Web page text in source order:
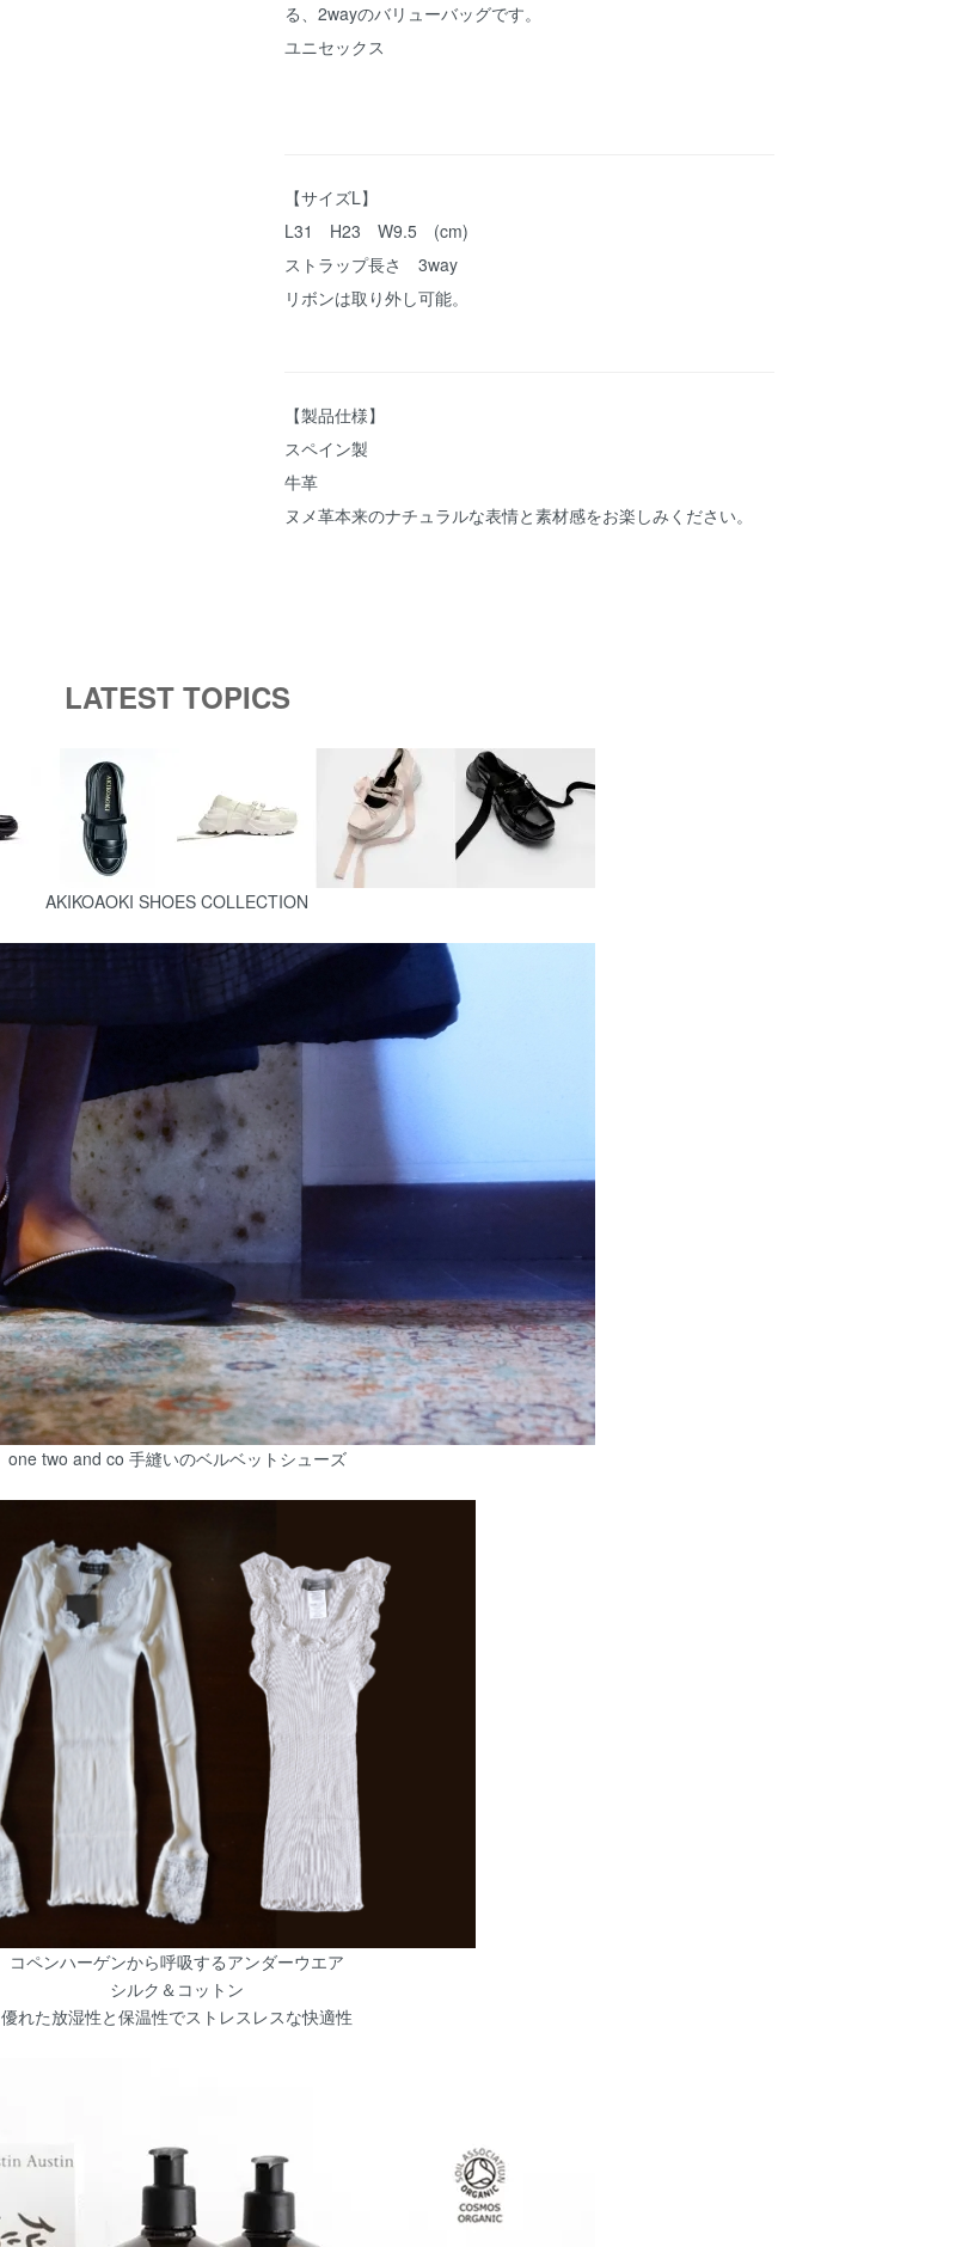
る、2wayのバリューバッグです。
ユニセックス
【サイズL】
L31 H23 W9.5 (cm)
ストラップ長さ 3way
リボンは取り外し可能。
【製品仕様】
スペイン製
牛革
ヌメ革本来のナチュラルな表情と素材感をお楽しみください。
LATEST TOPICS
AKIKOAOKI SHOES COLLECTION
one two and co 手縫いのベルベットシューズ
コペンハーゲンから呼吸するアンダーウエア
シルク＆コットン
優れた放湿性と保温性でストレスレスな快適性